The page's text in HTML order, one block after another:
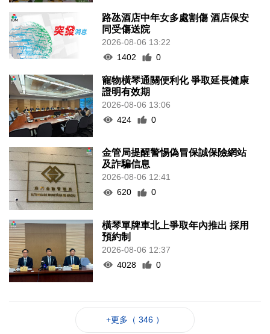
路氹酒店中年女多處割傷 酒店保安
同受傷送院
2026-08-06 13:22
1402
0
寵物橫琴通關便利化 爭取延長健康
證明有效期
2026-08-06 13:06
424
0
金管局提醒警惕偽冒保誠保險網站
及詐騙信息
2026-08-06 12:41
620
0
橫琴單牌車北上爭取年內推出 採用
預約制
2026-08-06 12:37
4028
0
+更多（ 346 ）